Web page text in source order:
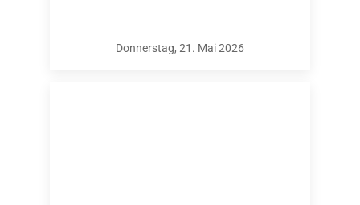
Donnerstag, 21. Mai 2026